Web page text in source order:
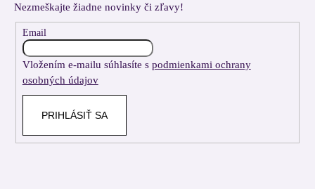
Nezmeškajte žiadne novinky či zľavy!
Email
Vložením e-mailu súhlasíte s podmienkami ochrany
osobných údajov
PRIHLÁSIŤ SA